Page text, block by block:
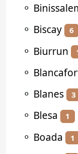
⚬
⚬ Biscay 6
⚬ Biurrun
⚬
⚬ Blanes 3
⚬ Blesa 1
⚬ Boada 1